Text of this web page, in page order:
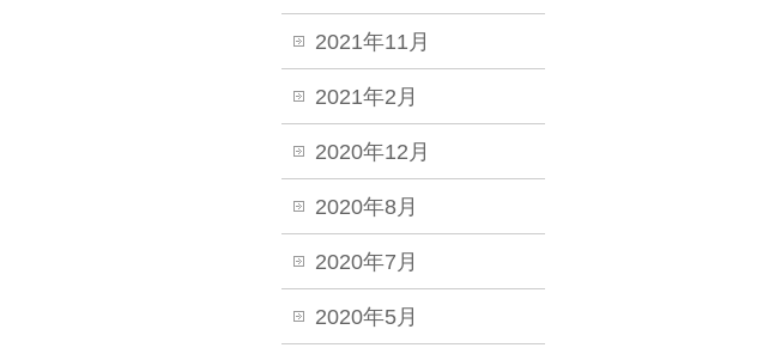
2021年11月
2021年2月
2020年12月
2020年8月
2020年7月
2020年5月